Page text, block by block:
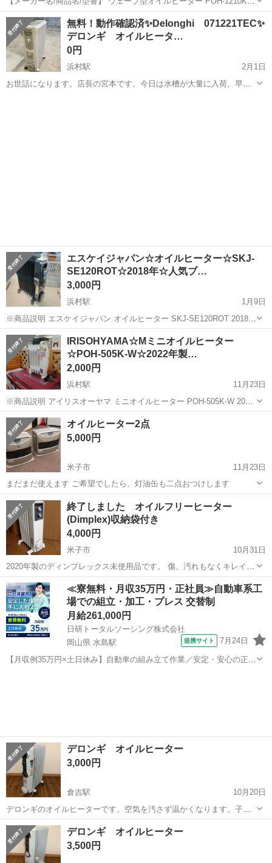
W アイリスオーヤマ 【状態】 Ｂ 目立った傷や汚れ無し ※ランクに関
しては、下記一覧をご参考下さいませ。 ※中古品の...
鳥取 東伯郡 倉吉駅 季節、空調家電
無料！動作確認済✨Delonghi 071221TEC✨
デロンギ オイルヒータ…
0円
浜村駅
2月1日
お世話になります。店長の宮本です。今日は水槽が大量に入荷。早速
エスケイジャパン☆オイルヒーター☆SKJ-
SE120ROT☆2018年☆人気ブ…
3,000円
浜村駅
1月9日
※商品説明 エスケイジャパン オイルヒーター SKJ-SE120ROT 2018年
製 人気ブラックカラー 注) 使用に伴う細かい傷はございます。 オイ
ルヒーターのご紹介です。 人気...
鳥取 鳥取市 季節、空調家電 ジモピー
IRISOHYAMA☆Mミニオイルヒーター
☆POH-505K-W☆2022年製…
2,000円
浜村駅
11月23日
※商品説明 アイリスオーヤマ ミニオイルヒーター POH-505K-W 2022
年製☆ ホワイトカラー 作動確認済みです。 注) 使用に伴う細かい傷
はございます。 ・その他の暖...
鳥取 鳥取市 浜村駅 季節、空調家電
オイルヒーター2点
5,000円
米子市
11月23日
まだまだ使えます ご希望でしたら、灯油缶も二点おつけします
鳥取 米子市 季節、空調家電
終了しました オイルフリーヒーター
(Dimplex)収納袋付き
4,000円
米子市
10月31日
2020年製のディンプレックス未使用品です。 傷、汚れもなくキレイで
す。 使用チェック済みです。 オイルフリーなので、クリーンで省エネ
です。 エアコンの取り付けできない狭い部屋を暖めるのに良いかと思
います。 (脱衣所や書...
鳥取 米子市 季節、空調家電 Dimplex
≪寮無料・月収35万円・正社員≫自動車系工
場での組立・加工・プレス 交替制
月給261,000円
日研トータルソーシング株式会社
岡山県 水島駅
提携サイト 7月24日
【月収例35万円×土日休み】自動車の組み立て作業／安定・安心の正社
デロンギ オイルヒーター
3,000円
倉吉駅
10月20日
デロンギのオイルヒーターです。空気を汚さず温かくなります。子ど
もさんやペットがいるご家庭にはとてもよいです。 購入される場合
は、手渡しできる方でお願いします。
鳥取 倉吉市 倉吉駅 季節、空調家電
デロンギ オイルヒーター
3,500円